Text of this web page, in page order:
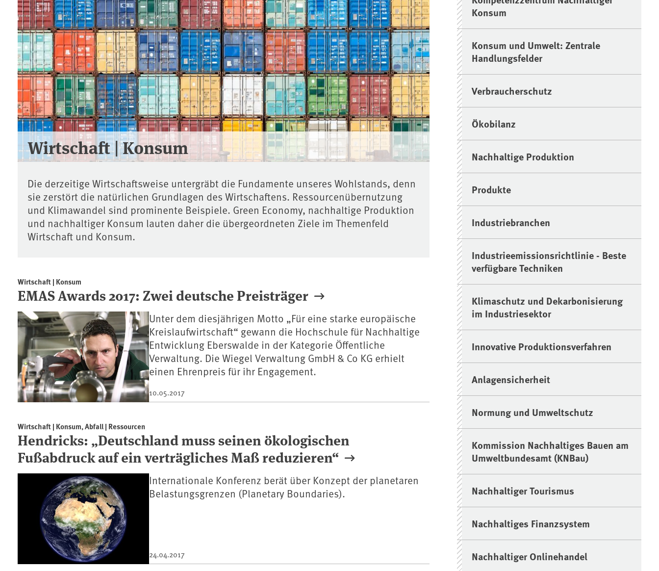
Wirtschaft | Konsum
Die derzeitige Wirtschaftsweise untergräbt die Fundamente unseres Wohlstands, denn
sie zerstört die natürlichen Grundlagen des Wirtschaftens. Ressourcenübernutzung
und Klimawandel sind prominente Beispiele. Green Economy, nachhaltige Produktion
und nachhaltiger Konsum lauten daher die übergeordneten Ziele im Themenfeld
Wirtschaft und Konsum.
Wirtschaft | Konsum
EMAS Awards 2017: Zwei deutsche Preisträger
Unter dem diesjährigen Motto „Für eine starke europäische
Kreislaufwirtschaft“ gewann die Hochschule für Nachhaltige
Entwicklung Eberswalde in der Kategorie Öffentliche
Verwaltung. Die Wiegel Verwaltung GmbH & Co KG erhielt
einen Ehrenpreis für ihr Engagement.
10.05.2017
Wirtschaft | Konsum, Abfall | Ressourcen
Hendricks: „Deutschland muss seinen ökologischen
Fußabdruck auf ein verträgliches Maß reduzieren“
Internationale Konferenz berät über Konzept der planetaren
Belastungsgrenzen (Planetary Boundaries).
24.04.2017
Konsum
Konsum und Umwelt: Zentrale
Handlungsfelder
Verbraucherschutz
Ökobilanz
Nachhaltige Produktion
Produkte
Industriebranchen
Industrieemissionsrichtlinie - Beste
verfügbare Techniken
Klimaschutz und Dekarbonisierung
im Industriesektor
Innovative Produktionsverfahren
Anlagensicherheit
Normung und Umweltschutz
Kommission Nachhaltiges Bauen am
Umweltbundesamt (KNBau)
Nachhaltiger Tourismus
Nachhaltiges Finanzsystem
Nachhaltiger Onlinehandel